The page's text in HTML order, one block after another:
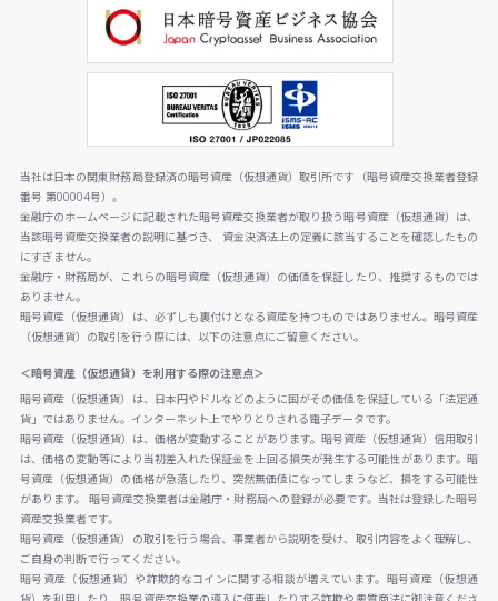
当社は日本の関東財務局登録済の暗号資産（仮想通貨）取引所です（暗号資産交換業者登録
番号 第00004号）。
金融庁のホームページに記載された暗号資産交換業者が取り扱う暗号資産（仮想通貨）は、
当該暗号資産交換業者の説明に基づき、 資金決済法上の定義に該当することを確認したもの
にすぎません。
金融庁・財務局が、これらの暗号資産（仮想通貨）の価値を保証したり、推奨するものでは
ありません。
暗号資産（仮想通貨）は、必ずしも裏付けとなる資産を持つものではありません。暗号資産
（仮想通貨）の取引を行う際には、以下の注意点にご留意ください。
＜暗号資産（仮想通貨）を利用する際の注意点＞
暗号資産（仮想通貨）は、日本円やドルなどのように国がその価値を保証している「法定通
貨」ではありません。インターネット上でやりとりされる電子データです。
暗号資産（仮想通貨）は、価格が変動することがあります。暗号資産（仮想通貨）信用取引
は、価格の変動等により当初差入れた保証金を上回る損失が発生する可能性があります。暗
号資産（仮想通貨）の価格が急落したり、突然無価値になってしまうなど、損をする可能性
があります。 暗号資産交換業者は金融庁・財務局への登録が必要です。当社は登録した暗号
資産交換業者です。
暗号資産（仮想通貨）の取引を行う場合、事業者から説明を受け、取引内容をよく理解し、
ご自身の判断で行ってください。
暗号資産（仮想通貨）や詐欺的なコインに関する相談が増えています。暗号資産（仮想通